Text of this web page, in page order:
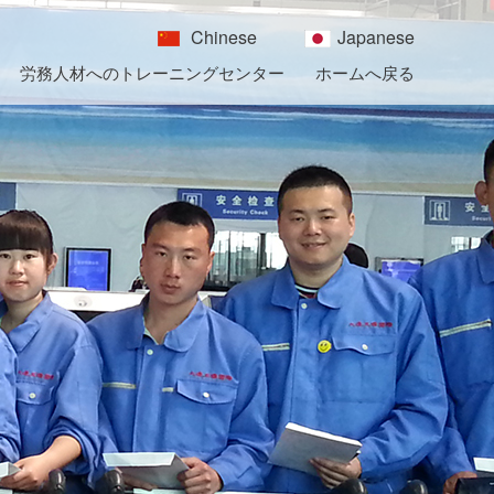
Chinese Japanese
労務人材へのトレーニングセンター ホームへ戻る